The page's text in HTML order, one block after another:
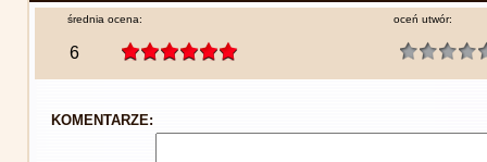
średnia ocena:
6
oceń utwór:
KOMENTARZE: